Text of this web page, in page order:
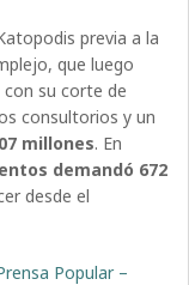
previa a la
que luego
su corte de
consultorios y un
millones. En
demandó 672
desde el
Popular –